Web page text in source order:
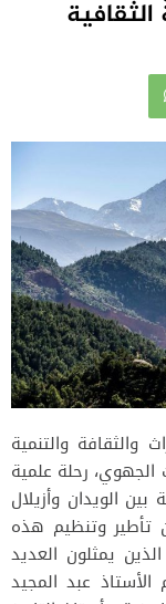
والثقافة والتنمية
الجهوي، رحلة علمية
الويدان وأزيلال
تأطير وتنظيم هذه
يمثلون العديد
عبد المجيد